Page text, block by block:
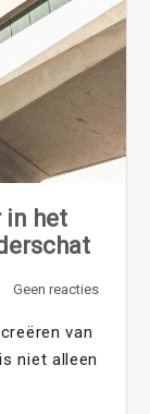
in het
Geen reacties
van
niet alleen